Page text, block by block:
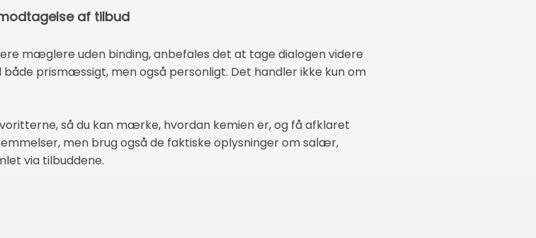
af tilbud
mæglere uden binding, anbefales det at tage dialogen videre
prismæssigt, men også personligt. Det handler ikke kun om
så du kan mærke, hvordan kemien er, og få afklaret
men brug også de faktiske oplysninger om salær,
via tilbuddene.